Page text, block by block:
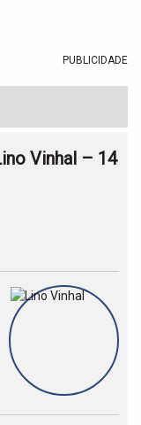
PUBLICIDADE
Vinhal – 14